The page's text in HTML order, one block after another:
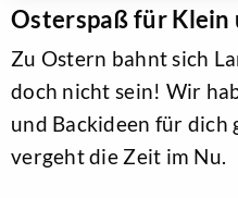
Osterspaß für Klein
Zu Ostern bahnt sich
doch nicht sein! Wir
und Backideen für dich
vergeht die Zeit im Nu.